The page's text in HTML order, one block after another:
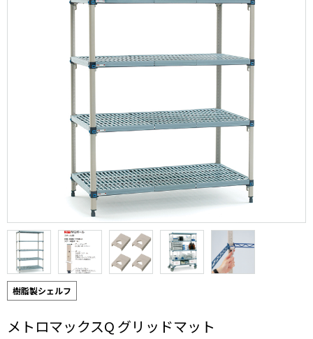
樹脂製シェルフ
メトロマックスQ グリッドマット